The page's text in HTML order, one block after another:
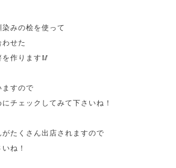
みの桧を使って
せた
作ります🥢
ますので
チェックしてみて下さいね！
たくさん出店されますので
ね！